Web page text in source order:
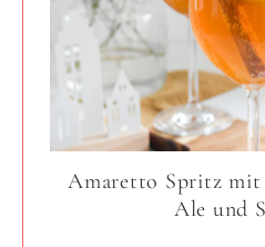
Amaretto Spritz mit
Ale und